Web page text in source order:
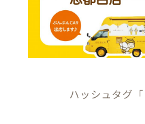
ハッシュタグ「